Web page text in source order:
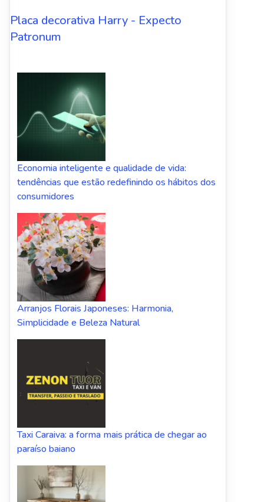
Placa decorativa Harry - Expecto
Patronum
Economia inteligente e qualidade de vida:
tendências que estão redefinindo os hábitos dos
consumidores
Arranjos Florais Japoneses: Harmonia,
Simplicidade e Beleza Natural
Taxi Caraiva: a forma mais prática de chegar ao
paraíso baiano